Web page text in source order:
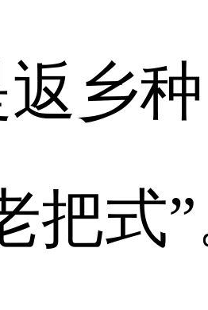
乡
把式